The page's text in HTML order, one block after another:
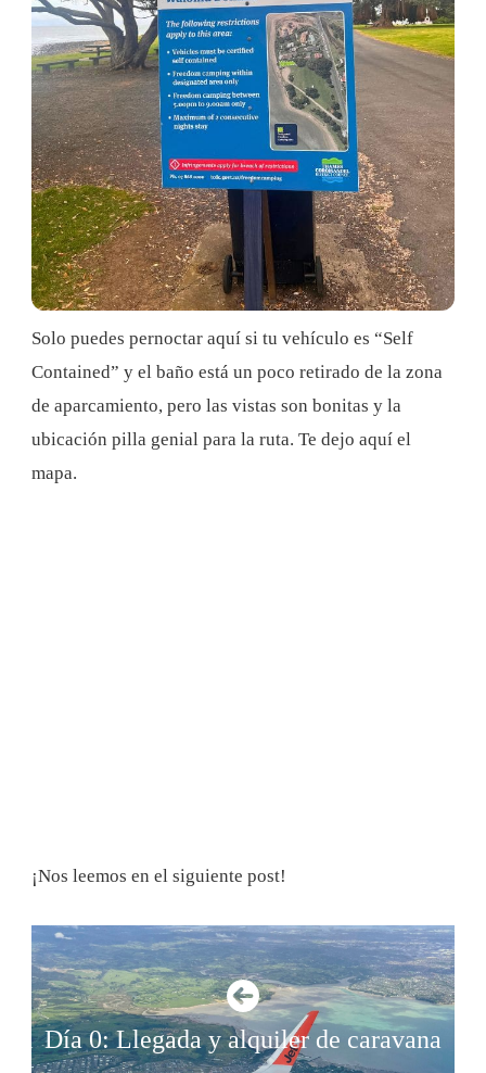
Solo puedes pernoctar aquí si tu vehículo es “Self
Contained” y el baño está un poco retirado de la zona
de aparcamiento, pero las vistas son bonitas y la
ubicación pilla genial para la ruta. Te dejo aquí el
mapa.
¡Nos leemos en el siguiente post!
Día 0: Llegada y alquiler de caravana